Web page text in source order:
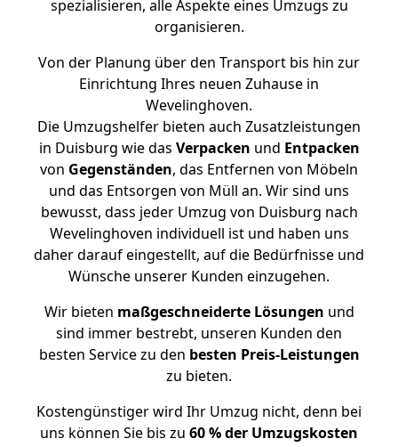
spezialisieren, alle Aspekte eines Umzugs zu
organisieren.
Von der Planung über den Transport bis hin zur
Einrichtung Ihres neuen Zuhause in
Wevelinghoven.
Die Umzugshelfer bieten auch Zusatzleistungen
in Duisburg wie das Verpacken und Entpacken
von Gegenständen, das Entfernen von Möbeln
und das Entsorgen von Müll an. Wir sind uns
bewusst, dass jeder Umzug von Duisburg nach
Wevelinghoven individuell ist und haben uns
daher darauf eingestellt, auf die Bedürfnisse und
Wünsche unserer Kunden einzugehen.
Wir bieten maßgeschneiderte Lösungen und
sind immer bestrebt, unseren Kunden den
besten Service zu den besten Preis-Leistungen
zu bieten.
Kostengünstiger wird Ihr Umzug nicht, denn bei
uns können Sie bis zu 60 % der Umzugskosten